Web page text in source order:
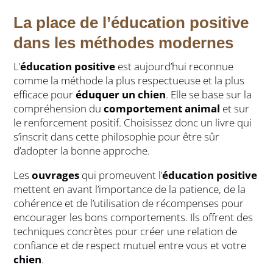
La place de l’éducation positive
dans les méthodes modernes
L’éducation positive est aujourd’hui reconnue
comme la méthode la plus respectueuse et la plus
efficace pouréduquer un chien. Elle se base sur la
compréhension ducomportement animal et sur
le renforcement positif. Choisissez donc un livre qui
s’inscrit dans cette philosophie pour être sûr
d’adopter la bonne approche.
Lesouvrages qui promeuvent l’éducation positive
mettent en avant l’importance de la patience, de la
cohérence et de l’utilisation de récompenses pour
encourager les bons comportements. Ils offrent des
techniques concrètes pour créer une relation de
confiance et de respect mutuel entre vous et votre
chien.